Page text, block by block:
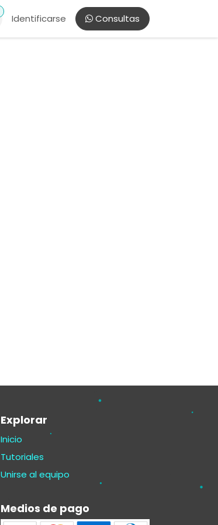
Identificarse ​ Consultas
Explorar
Inicio
Tutoriales
Unirse al equipo
Medios de pago